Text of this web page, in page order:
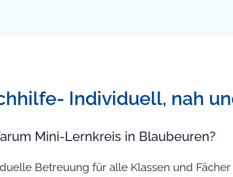
Individuell, nah
Mini-Lernkreis in Blaubeuren?
Betreuung für alle Klassen und Fächer